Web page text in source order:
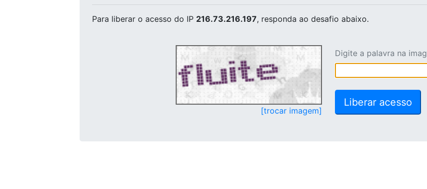
Para liberar o acesso do IP 216.73.216.197, responda ao desafio abaixo.
[trocar imagem]
Digite a palavra na